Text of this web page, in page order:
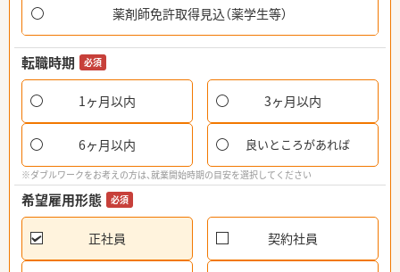
薬剤師免許取得見込（薬学生等）
転職時期 必須
1ヶ月以内 3ヶ月以内
6ヶ月以内 良いところがあれば
※ダブルワークをお考えの方は、就業開始時期の目安を選択してください
希望雇用形態 必須
正社員 契約社員